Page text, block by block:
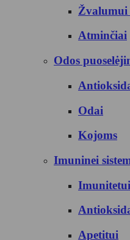
Atminčiai
Odos
Odai
Kojoms
Imuninei
Imunitetui
Apetitui